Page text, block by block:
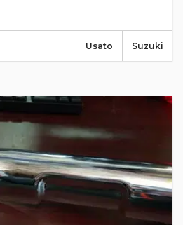
Suzuki
Usato